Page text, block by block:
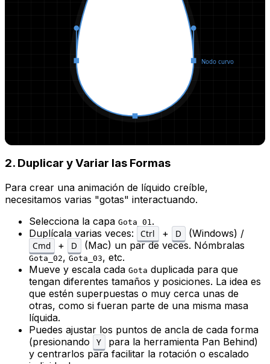
Nodo curvo
2. Duplicar y Variar las Formas
Para crear una animación de líquido creíble,
necesitamos varias "gotas" interactuando.
Selecciona la capa Gota_01.
Duplícala varias veces:
Ctrl + D (Windows) /
Cmd + D (Mac) un par de veces. Nómbralas
Gota_02,Gota_03, etc.
Mueve y escala cada Gota duplicada para que
tengan diferentes tamaños y posiciones. La idea es
que estén superpuestas o muy cerca unas de
otras, como si fueran parte de una misma masa
líquida.
Puedes ajustar los puntos de ancla de cada forma
(presionando
Y
para la herramienta Pan Behind)
y centrarlos para facilitar la rotación o escalado